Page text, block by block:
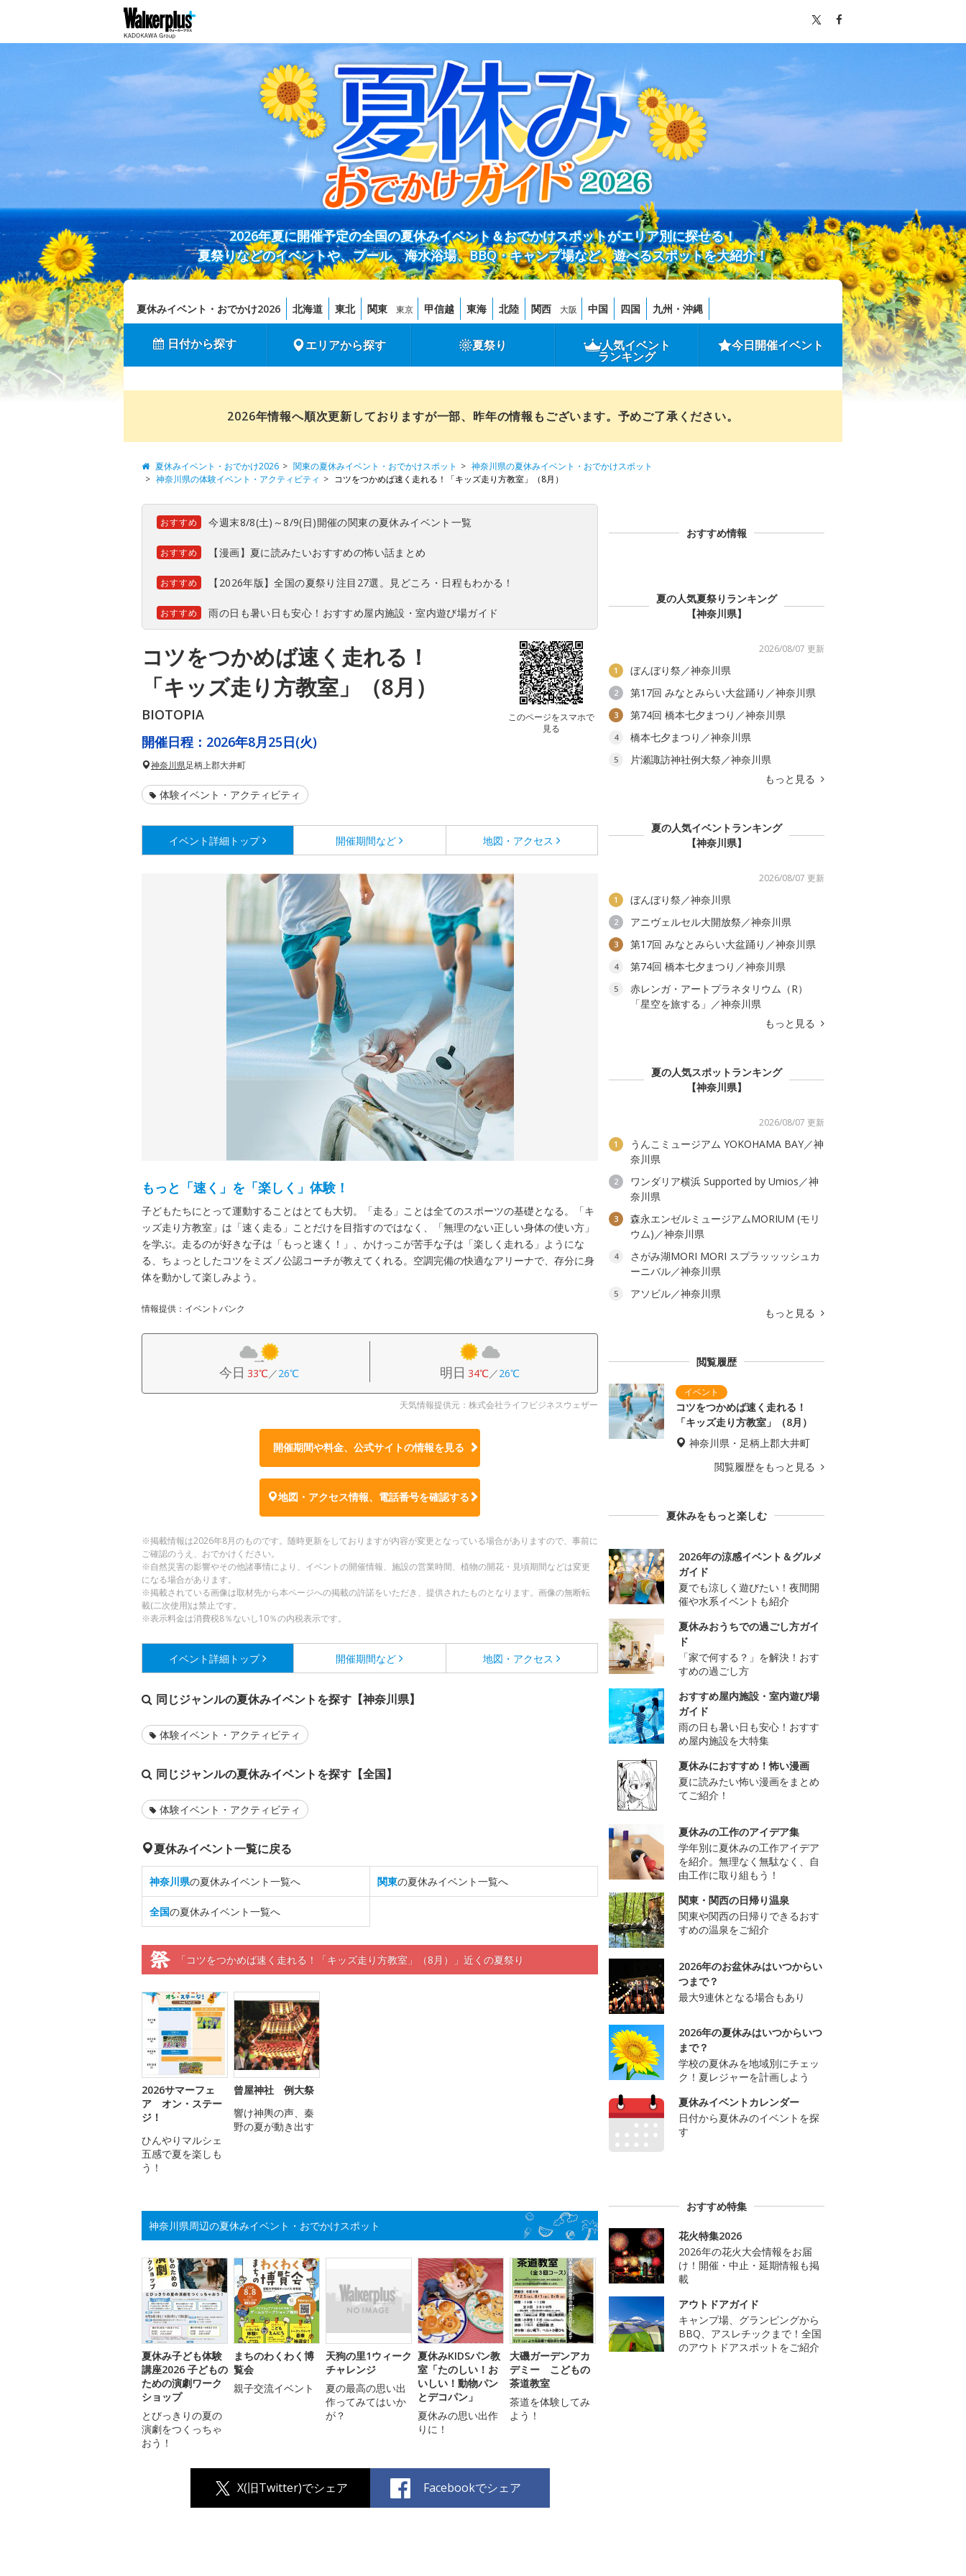
2026年夏に開催予定の全国の夏休みイベント＆おでかけスポットがエリア別に探せる！
夏祭りなどのイベントや、プール、海水浴場、BBQ・キャンプ場など、遊べるスポットを大紹介！
夏休みイベント・おでかけ2026 北海道 東北 関東 東京 甲信越 東海 北陸 関西 大阪 中国 四国 九州・沖縄
日付から探す エリアから探す 夏祭り 人気イベント
ランキング
今日開催イベント
2026年情報へ順次更新しておりますが一部、昨年の情報もございます。予めご了承ください。
夏休みイベント・おでかけ2026 関東の夏休みイベント・おでかけスポット
神奈川県の夏休みイベント・おでかけスポット
神奈川県の体験イベント・アクティビティ
コツをつかめば速く走れる！「キッズ走り方教室」（8月）
おすすめ 今週末8/8(土)～8/9(日)開催の関東の夏休みイベント一覧
おすすめ 【漫画】夏に読みたいおすすめの怖い話まとめ
おすすめ 【2026年版】全国の夏祭り注目27選。見どころ・日程もわかる！
おすすめ 雨の日も暑い日も安心！おすすめ屋内施設・室内遊び場ガイド
コツをつかめば速く走れる！
「キッズ走り方教室」（8月）
BIOTOPIA
このページをスマホで
見る
開催日程： 2026年8月25日(火)
神奈川県足柄上郡大井町
体験イベント・アクティビティ
イベント詳細 トップ 開催期間など 地図・アクセス
もっと「速く」を「楽しく」体験！
子どもたちにとって運動することはとても大切。「走る」ことは全てのスポーツの基礎となる。「キ
ッズ走り方教室」は「速く走る」ことだけを目指すのではなく、「無理のない正しい身体の使い方」
を学ぶ。走るのが好きな子は「もっと速く！」、かけっこが苦手な子は「楽しく走れる」ようにな
る、ちょっとしたコツをミズノ公認コーチが教えてくれる。空調完備の快適なアリーナで、存分に身
体を動かして楽しみよう。
情報提供：イベントバンク
今日 33℃／26℃ 明日 34℃／26℃
天気情報提供元：株式会社ライフビジネスウェザー
開催期間や料金、公式サイトの情報を見る
地図・アクセス情報、電話番号を確認する
※掲載情報は2026年8月のものです。随時更新をしておりますが内容が変更となっている場合がありますので、事前に
ご確認のうえ、おでかけください。
※自然災害の影響やその他諸事情により、イベントの開催情報、施設の営業時間、植物の開花・見頃期間などは変更
になる場合があります。
※掲載されている画像は取材先から本ページへの掲載の許諾をいただき、提供されたものとなります。画像の無断転
載(二次使用)は禁止です。
※表示料金は消費税8％ないし10％の内税表示です。
イベント詳細 トップ 開催期間など 地図・アクセス
同じジャンルの夏休みイベントを探す【神奈川県】
体験イベント・アクティビティ
同じジャンルの夏休みイベントを探す【全国】
体験イベント・アクティビティ
夏休みイベント一覧に戻る
神奈川県の夏休みイベント一覧へ 関東の夏休みイベント一覧へ
全国の夏休みイベント一覧へ
「コツをつかめば速く走れる！「キッズ走り方教室」（8月）」近くの夏祭り
2026サマーフェ
ア オン・ステー
ジ！
ひんやりマルシェ
五感で夏を楽しも
う！
曾屋神社 例大祭
響け神輿の声、秦
野の夏が動き出す
神奈川県周辺の夏休みイベント・おでかけスポット
夏休み子ども体験
講座2026 子どもの
ための演劇ワーク
ショップ
とびっきりの夏の
演劇をつくっちゃ
おう！
まちのわくわく博
覧会
親子交流イベント
天狗の里1ウィーク
チャレンジ
夏の最高の思い出
作ってみてはいか
が？
夏休みKIDSパン教
室「たのしい！お
いしい！動物パン
とデコパン」
夏休みの思い出作
りに！
大磯ガーデンアカ
デミー こどもの
茶道教室
茶道を体験してみ
よう！
X(旧Twitter)でシェア Facebookでシェア
おすすめ情報
夏の人気夏祭りランキング
【神奈川県】
2026/08/07 更新
1 ぼんぼり祭／神奈川県
2 第17回 みなとみらい大盆踊り／神奈川県
3 第74回 橋本七夕まつり／神奈川県
4 橋本七夕まつり／神奈川県
5
片瀬諏訪神社例大祭／神奈川県
もっと見る
夏の人気イベントランキング
【神奈川県】
2026/08/07 更新
1 ぼんぼり祭／神奈川県
2 アニヴェルセル大開放祭／神奈川県
3 第17回 みなとみらい大盆踊り／神奈川県
4 第74回 橋本七夕まつり／神奈川県
5
赤レンガ・アートプラネタリウム（R）
「星空を旅する」／神奈川県
もっと見る
夏の人気スポットランキング
【神奈川県】
2026/08/07 更新
1
うんこミュージアム YOKOHAMA BAY／神
奈川県
2
ワンダリア横浜 Supported by Umios／神
奈川県
3
森永エンゼルミュージアムMORIUM (モリ
ウム)／神奈川県
4
さがみ湖MORI MORI スプラッッッシュカ
ーニバル／神奈川県
5
アソビル／神奈川県
もっと見る
閲覧履歴
コツをつかめば速く走れる！
「キッズ走り方教室」（8月）
神奈川県・足柄上郡大井町
閲覧履歴をもっと見る
夏休みをもっと楽しむ
2026年の涼感イベント＆グルメ
ガイド
夏でも涼しく遊びたい！夜間開
催や水系イベントも紹介
夏休みおうちでの過ごし方ガイ
ド
「家で何する？」を解決！おす
すめの過ごし方
おすすめ屋内施設・室内遊び場
ガイド
雨の日も暑い日も安心！おすす
め屋内施設を大特集
夏休みにおすすめ！怖い漫画
夏に読みたい怖い漫画をまとめ
てご紹介！
夏休みの工作のアイデア集
学年別に夏休みの工作アイデア
を紹介。無理なく無駄なく、自
由工作に取り組もう！
関東・関西の日帰り温泉
関東や関西の日帰りできるおす
すめの温泉をご紹介
2026年のお盆休みはいつからい
つまで？
最大9連休となる場合もあり
2026年の夏休みはいつからいつ
まで？
学校の夏休みを地域別にチェッ
ク！夏レジャーを計画しよう
夏休みイベントカレンダー
日付から夏休みのイベントを探
す
おすすめ特集
花火特集2026
2026年の花火大会情報をお届
け！開催・中止・延期情報も掲
載
アウトドアガイド
キャンプ場、グランピングから
BBQ、アスレチックまで！全国
のアウトドアスポットをご紹介